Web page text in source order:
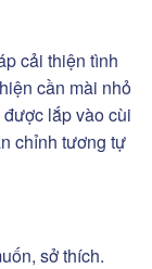
cải thiện tình
cần mài nhỏ
lắp vào cùi
chỉnh tương tự
sở thích.